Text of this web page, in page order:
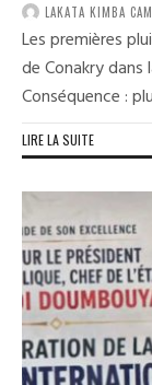
LAKATA KIMBA
Les premières
de Conakry dans
Conséquence :
LIRE LA SUITE